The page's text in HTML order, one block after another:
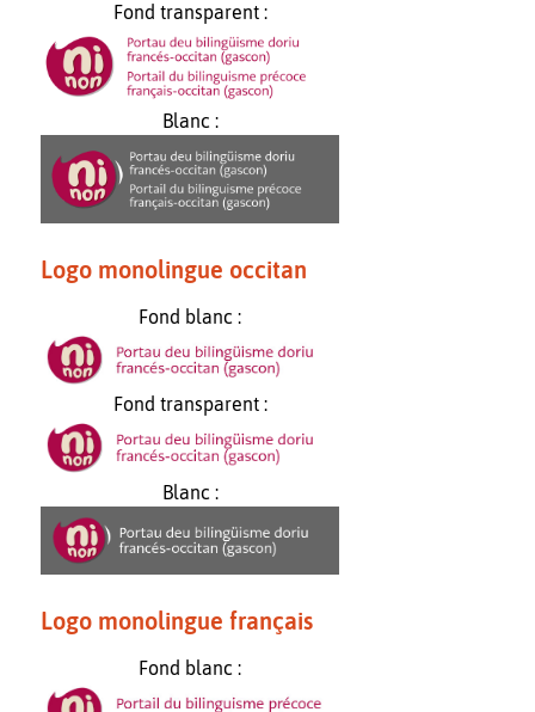
Fond transparent :
Blanc :
Logo monolingue occitan
Fond blanc :
Fond transparent :
Blanc :
Logo monolingue français
Fond blanc :